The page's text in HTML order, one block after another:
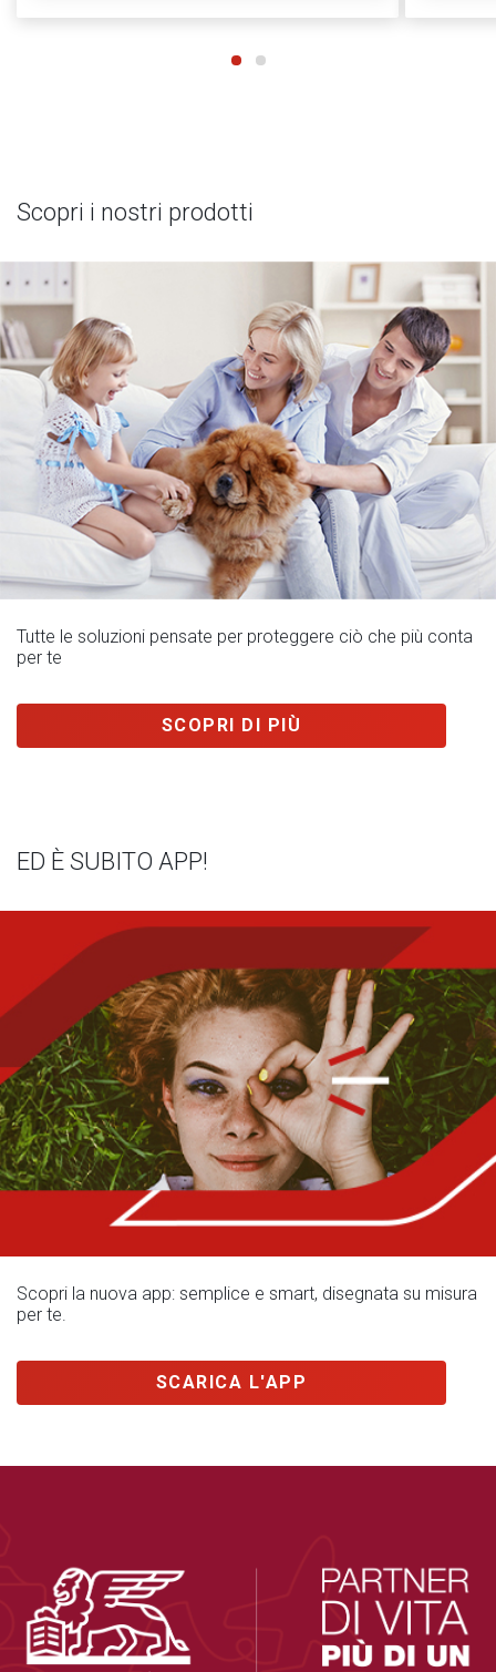
Scopri i nostri prodotti
Tutte le soluzioni pensate per proteggere ciò che più conta
per te
SCOPRI DI PIÙ
ED È SUBITO APP!
Scopri la nuova app: semplice e smart, disegnata su misura
per te.
SCARICA L'APP